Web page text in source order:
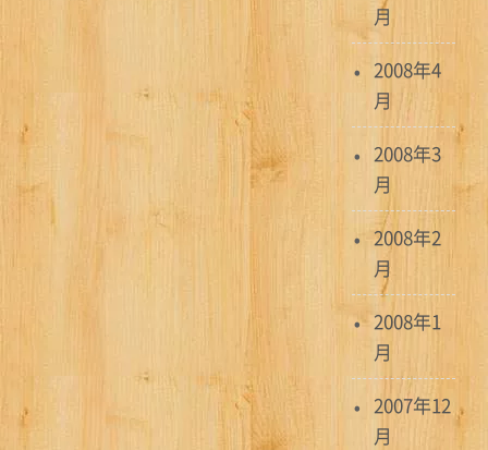
月
2008年4
月
2008年3
月
2008年2
月
2008年1
月
2007年12
月